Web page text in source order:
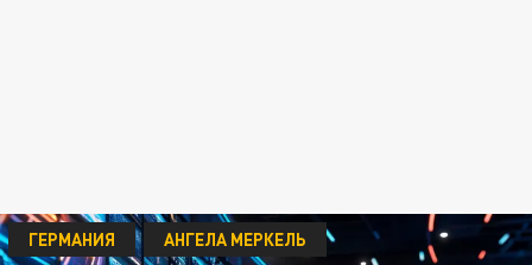
ГЕРМАНИЯ
АНГЕЛА МЕРКЕЛЬ